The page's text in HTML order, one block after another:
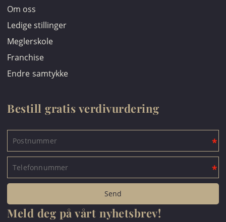
Om oss
Ledige stillinger
Meglerskole
Franchise
Endre samtykke
Bestill gratis verdivurdering
Meld deg på vårt nyhetsbrev!